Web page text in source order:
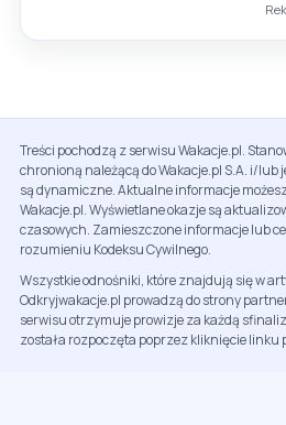
Treści pochodzą z serwisu Wakacje.pl.
chronioną należącą do Wakacje.pl S.A. i/lub
są dynamiczne. Aktualne informacje
Wakacje.pl. Wyświetlane okazje są
czasowych. Zamieszczone informacje lub
rozumieniu Kodeksu Cywilnego.
Wszystkie odnośniki, które znajdują się w
Odkryjwakacje.pl prowadzą do strony
serwisu otrzymuje prowizje za każdą
została rozpoczęta poprzez kliknięcie linku